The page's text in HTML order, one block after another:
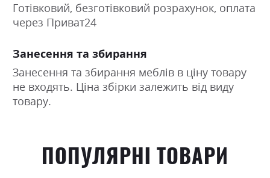
Готівковий, безготівковий розрахунок, оплата
через Приват24
Занесення та збирання
Занесення та збирання меблів в ціну товару
не входять. Ціна збірки залежить від виду
товару.
ПОПУЛЯРНІ ТОВАРИ